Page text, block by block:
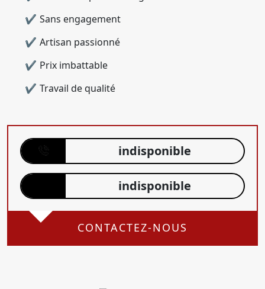
Sans engagement
Artisan passionné
Prix imbattable
Travail de qualité
indisponible
indisponible
CONTACTEZ-NOUS